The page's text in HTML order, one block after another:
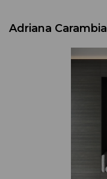
Adriana Carambia